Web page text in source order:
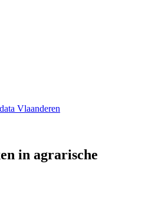
Vlaanderen
in agrarische